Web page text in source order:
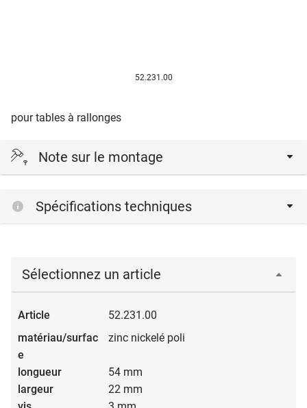
52.231.00
pour tables à rallonges
Note sur le montage
Une vis à tête goutte de suif de ø 4 mm sert d'arrêt.
Spécifications techniques
Sélectionnez un article
52.231.00
zinc nickelé poli
54 mm
22 mm